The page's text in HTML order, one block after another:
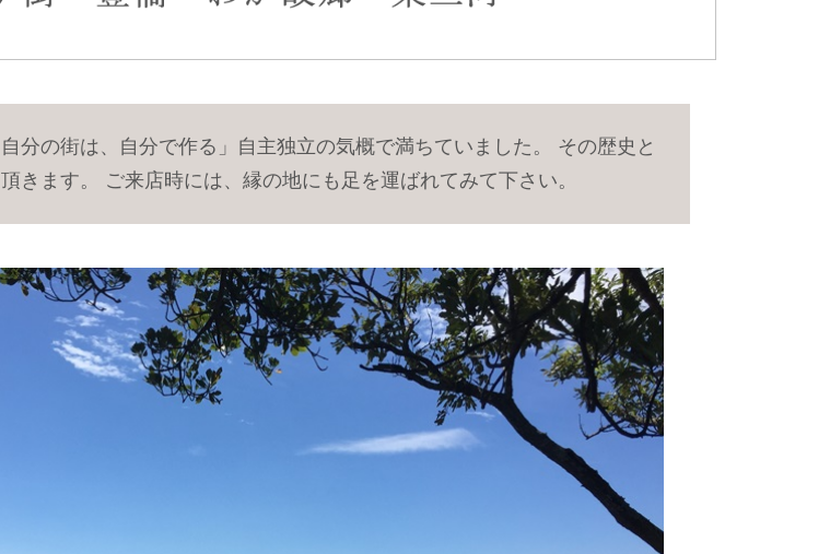
分の街は、自分で作る」自主独立の気概で満ちていました。 その歴史と
きます。 ご来店時には、縁の地にも足を運ばれてみて下さい。